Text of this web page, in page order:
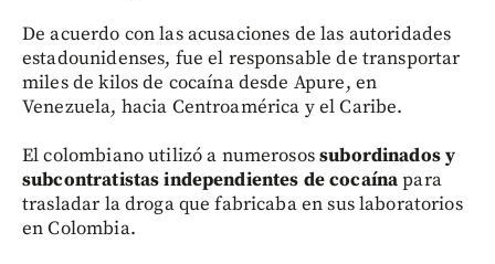
De acuerdo con las acusaciones de las autoridades
estadounidenses, fue el responsable de transportar
miles de kilos de cocaína desde Apure, en
Venezuela, hacia Centroamérica y el Caribe.
El colombiano utilizó a numerosossubordinados y
subcontratistas independientes de cocaínapara
trasladar la droga que fabricaba en sus laboratorios
en Colombia.